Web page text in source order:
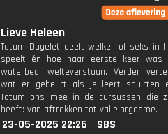
Lieve Heleen
Tatum Dagelet deelt welke rol seks in
speelt én hoe haar eerste keer was
waterbed, welteverstaan. Verder
wat er gebeurt als je leert squirten
Tatum ons mee in de cursussen die
heeft: van aftrekken tot valleiorgasme.
23-05-2025 22:26
SBS